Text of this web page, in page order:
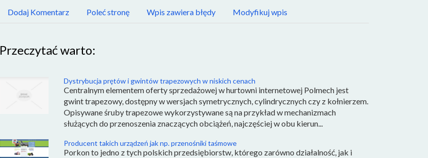
Dodaj Komentarz Poleć stronę Wpis zawiera błędy Modyfikuj wpis
Przeczytać warto:
Dystrybucja prętów i gwintów trapezowych w niskich cenach
Centralnym elementem oferty sprzedażowej w hurtowni internetowej Polmech jest
gwint trapezowy, dostępny w wersjach symetrycznych, cylindrycznych czy z kołnierzem.
Opisywane śruby trapezowe wykorzystywane są na przykład w mechanizmach
służących do przenoszenia znaczących obciążeń, najczęściej w obu kierun...
Producent takich urządzeń jak np. przenośniki taśmowe
Porkon to jedno z tych polskich przedsiębiorstw, którego zarówno działalność, jak i